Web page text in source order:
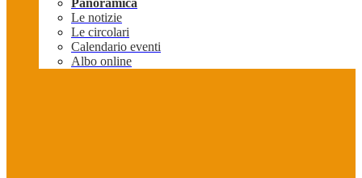
Panoramica
Le notizie
Le circolari
Calendario eventi
Albo online